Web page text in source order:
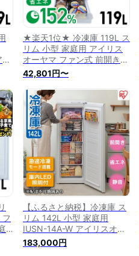
ー
★楽天1位★ 冷凍庫 119L ス
リム 小型 家庭用 アイリス
オーヤマ ファン式 前開き
自動霜取り 霜取り不要 省エ
ネ セカンド 冷凍 右開き 大
容量 セカンド冷凍庫 サブ冷
凍庫 コンパクト まとめ買い
ストック スリム冷凍庫
42,801円〜
【ふるさと納税】冷凍庫 ス
リム 142L 小型 家庭用
IUSN-14A-W アイリスオー
ヤマ 家電 ファン式 スリム
冷凍庫 スリム型 セカンド冷
183,000円